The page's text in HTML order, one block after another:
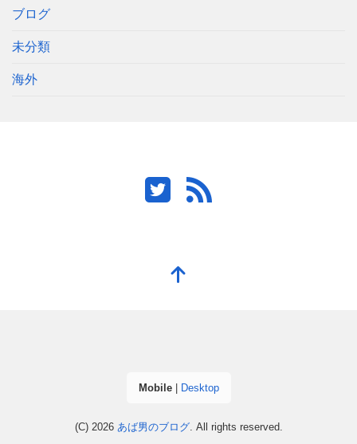
ブログ
未分類
海外
Mobile| Desktop
(C) 2026 あば男のブログ. All rights reserved.